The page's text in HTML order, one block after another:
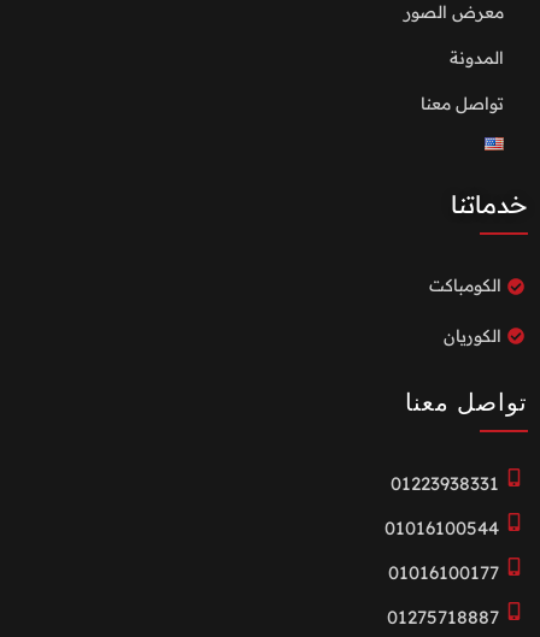
معرض الصور
المدونة
تواصل معنا
خدماتنا
الكومباكت
الكوريان
تواصل معنا
01223938331
01016100544
01016100177
01275718887